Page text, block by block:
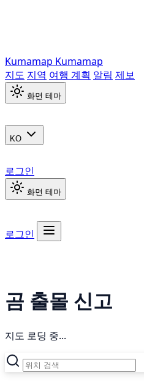
Kumamap Kumamap
지도 지역 여행 계획 알림 제보
화면 테마
KO
로그인
화면 테마
로그인
곰 출몰 신고
지도 로딩 중...